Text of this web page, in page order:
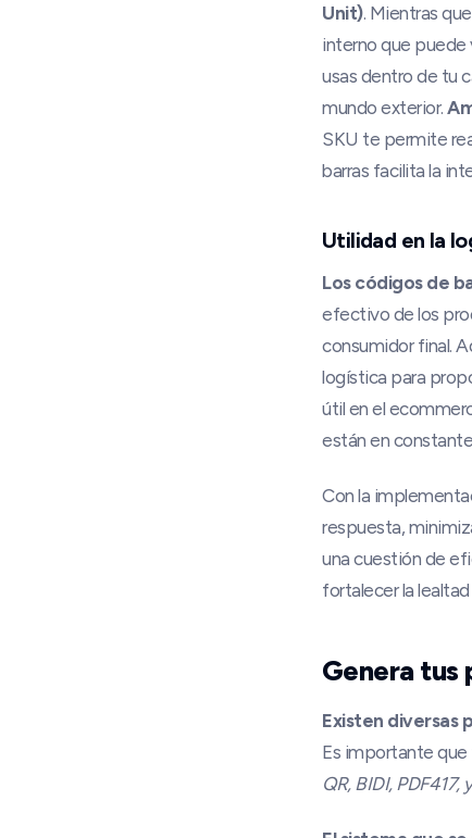
Unit). Mientras
interno que puede
usas dentro de tu
mundo exterior.
SKU te permite
barras facilita la
Utilidad en la
Los códigos de
efectivo de los
consumidor final.
logística para
útil en el
están en
Con la
respuesta,
una cuestión de
fortalecer la lealtad
Genera tus
Existen
Es importante
QR, BIDI, PDF417,